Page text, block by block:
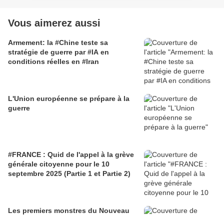
Vous aimerez aussi
Armement: la #Chine teste sa
stratégie de guerre par #IA en
conditions réelles en #Iran
L'Union européenne se prépare à la
guerre
#FRANCE : Quid de l'appel à la grève
générale citoyenne pour le 10
septembre 2025 (Partie 1 et Partie 2)
Les premiers monstres du Nouveau